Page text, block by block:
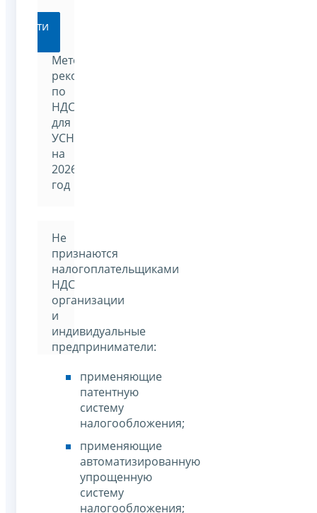
Перейти
Методические
рекомендации
по
НДС
для
УСН
на
2026
год
Не
признаются
налогоплательщиками
НДС
организации
и
индивидуальные
предприниматели:
применяющие
патентную
систему
налогообложения;
применяющие
автоматизированную
упрощенную
систему
налогообложения;